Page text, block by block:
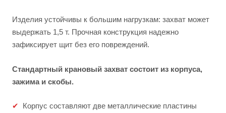
Изделия устойчивы к большим нагрузкам: захват может
выдержать 1,5 т. Прочная конструкция надежно
зафиксирует щит без его повреждений.
Стандартный крановый захват состоит из корпуса,
зажима и скобы.
Корпус составляют две металлические пластины